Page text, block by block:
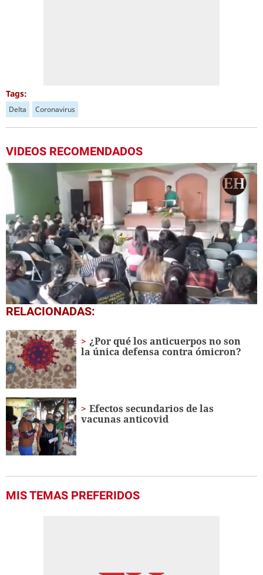
Tags:
Delta Coronavirus
VIDEOS RECOMENDADOS
0
seconds
1
minute,
2
seconds
RELACIONADAS:
¿Por qué los anticuerpos no son
la única defensa contra ómicron?
Efectos secundarios de las
vacunas anticovid
MIS TEMAS PREFERIDOS